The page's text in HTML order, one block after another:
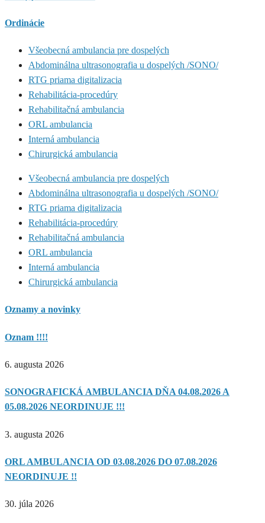
Ordinácie
Všeobecná ambulancia pre dospelých
Abdominálna ultrasonografia u dospelých /SONO/
RTG priama digitalizacia
Rehabilitácia-procedúry
Rehabilitačná ambulancia
ORL ambulancia
Interná ambulancia
Chirurgická ambulancia
Všeobecná ambulancia pre dospelých
Abdominálna ultrasonografia u dospelých /SONO/
RTG priama digitalizacia
Rehabilitácia-procedúry
Rehabilitačná ambulancia
ORL ambulancia
Interná ambulancia
Chirurgická ambulancia
Oznamy a novinky
Oznam !!!!
6. augusta 2026
SONOGRAFICKÁ AMBULANCIA DŇA 04.08.2026 A
05.08.2026 NEORDINUJE !!!
3. augusta 2026
ORL AMBULANCIA OD 03.08.2026 DO 07.08.2026
NEORDINUJE !!
30. júla 2026